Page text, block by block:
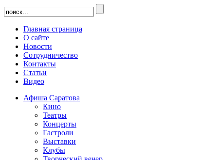
Главная страница
О сайте
Новости
Сотрудничество
Контакты
Статьи
Видео
Афиша Саратова
Кино
Театры
Концерты
Гастроли
Выставки
Клубы